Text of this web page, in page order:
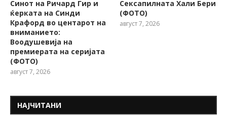
Синот на Ричард Гир и
ќерката на Синди
Крафорд во центарот на
вниманието:
Воодушевија на
премиерата на серијата
(ФОТО)
август 7, 2026
Сексапилната Хали Бери
(ФОТО)
август 7, 2026
НАЈЧИТАНИ